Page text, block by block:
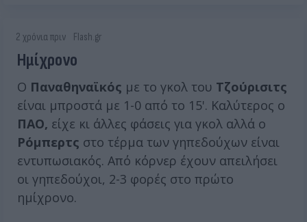
2 χρόνια πριν Flash.gr
Ημίχρονο
Ο Παναθηναϊκός με το γκολ του Τζούρισιτς
είναι μπροστά με 1-0 από το 15'. Καλύτερος ο
ΠΑΟ, είχε κι άλλες φάσεις για γκολ αλλά ο
Ρόμπερτς στο τέρμα των γηπεδούχων είναι
εντυπωσιακός. Από κόρνερ έχουν απειλήσει
οι γηπεδούχοι, 2-3 φορές στο πρώτο
ημίχρονο.